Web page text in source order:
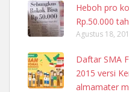
Heboh pro
Rp.50.000
Agustus 18,
Daftar SMA
2015 versi
almamater